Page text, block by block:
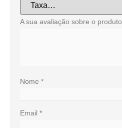
A sua avaliação sobre o produto
Nome *
Email *